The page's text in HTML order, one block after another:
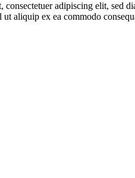
adipiscing elit, sed
aliquip ex ea commodo